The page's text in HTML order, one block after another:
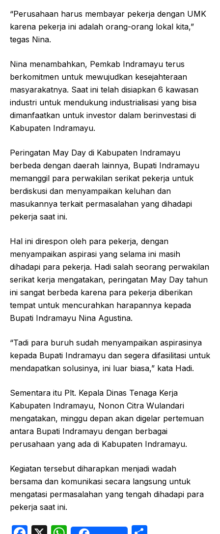
“Perusahaan harus membayar pekerja dengan UMK
karena pekerja ini adalah orang-orang lokal kita,”
tegas Nina.
Nina menambahkan, Pemkab Indramayu terus
berkomitmen untuk mewujudkan kesejahteraan
masyarakatnya. Saat ini telah disiapkan 6 kawasan
industri untuk mendukung industrialisasi yang bisa
dimanfaatkan untuk investor dalam berinvestasi di
Kabupaten Indramayu.
Peringatan May Day di Kabupaten Indramayu
berbeda dengan daerah lainnya, Bupati Indramayu
memanggil para perwakilan serikat pekerja untuk
berdiskusi dan menyampaikan keluhan dan
masukannya terkait permasalahan yang dihadapi
pekerja saat ini.
Hal ini direspon oleh para pekerja, dengan
menyampaikan aspirasi yang selama ini masih
dihadapi para pekerja. Hadi salah seorang perwakilan
serikat kerja mengatakan, peringatan May Day tahun
ini sangat berbeda karena para pekerja diberikan
tempat untuk mencurahkan harapannya kepada
Bupati Indramayu Nina Agustina.
“Tadi para buruh sudah menyampaikan aspirasinya
kepada Bupati Indramayu dan segera difasilitasi untuk
mendapatkan solusinya, ini luar biasa,” kata Hadi.
Sementara itu Plt. Kepala Dinas Tenaga Kerja
Kabupaten Indramayu, Nonon Citra Wulandari
mengatakan, minggu depan akan digelar pertemuan
antara Bupati Indramayu dengan berbagai
perusahaan yang ada di Kabupaten Indramayu.
Kegiatan tersebut diharapkan menjadi wadah
bersama dan komunikasi secara langsung untuk
mengatasi permasalahan yang tengah dihadapi para
pekerja saat ini.